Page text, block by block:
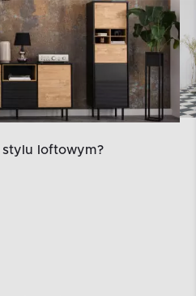
stylu loftowym?